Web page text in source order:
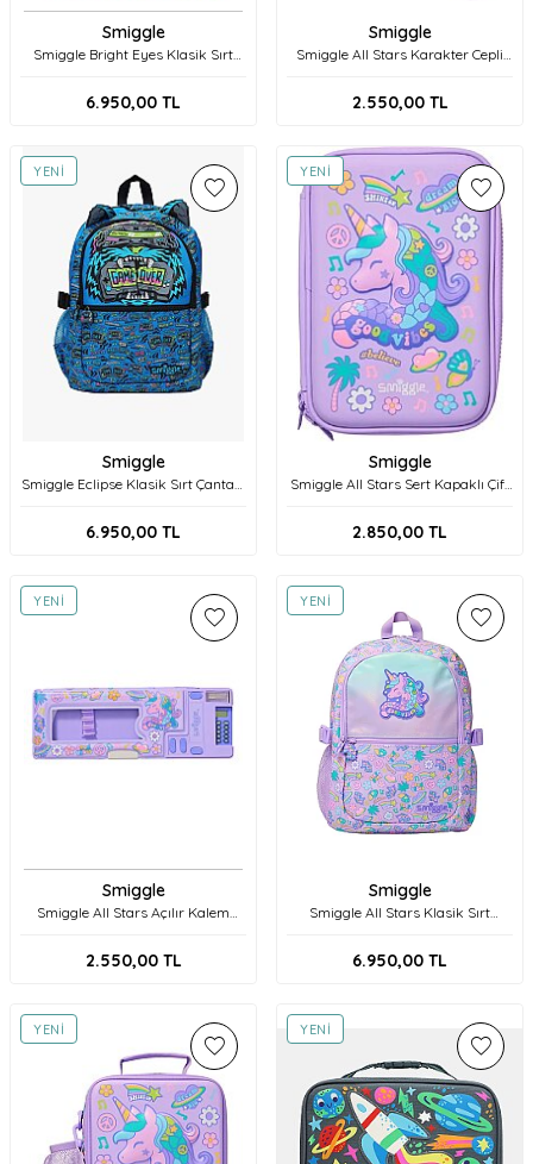
Smiggle
Smiggle Bright Eyes Klasik Sırt
6.950,00 TL
Smiggle
Smiggle All Stars Karakter Cepli
2.550,00TL
YENI
Smiggle
Smiggle Eclipse Klasik Sırt Çantası
6.950,00 TL
YENI
Smiggle
Smiggle All Stars Sert Kapaklı Çift
2.850,00 TL
YENI
Smiggle
Smiggle All Stars Açılır Kalem
2.550,00TL
YENI
Smiggle
Smiggle All Stars Klasik Sırt
6.950,00 TL
YENI YENI